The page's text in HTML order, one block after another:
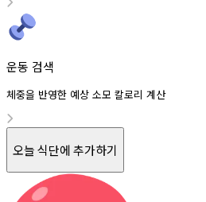
운동 검색
체중을 반영한 예상 소모 칼로리 계산
오늘 식단에 추가하기